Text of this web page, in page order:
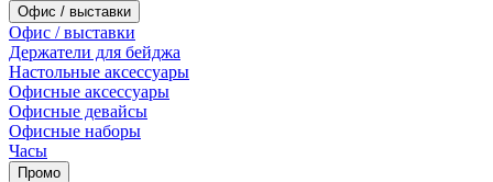
Офис / выставки
Офис / выставки
Держатели для бейджа
Настольные аксессуары
Офисные аксессуары
Офисные девайсы
Офисные наборы
Часы
Промо